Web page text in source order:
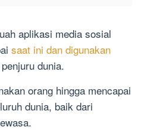
aplikasi media sosial
saat ini dan digunakan
dunia.
orang hingga mencapai
dunia, baik dari